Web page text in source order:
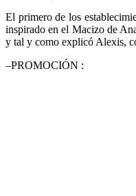
El primero de los
inspirado en el Macizo de
y tal y como explicó Alexis,
–PROMOCIÓN :